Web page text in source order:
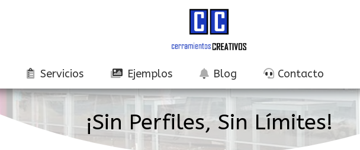
Servicios Ejemplos Blog Contacto
¡Sin Perfiles, Sin Límites!